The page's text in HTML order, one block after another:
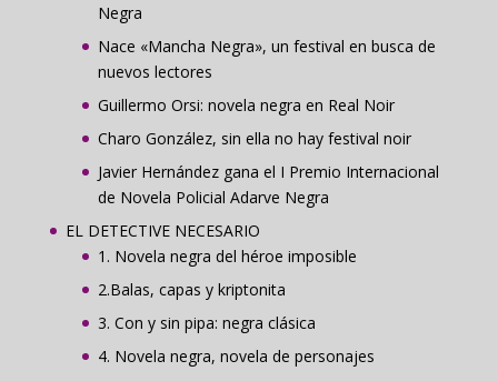
Negra
Nace «Mancha Negra», un festival en busca de
nuevos lectores
Guillermo Orsi: novela negra en Real Noir
Charo González, sin ella no hay festival noir
Javier Hernández gana el I Premio Internacional
de Novela Policial Adarve Negra
EL DETECTIVE NECESARIO
1. Novela negra del héroe imposible
2.Balas, capas y kriptonita
3. Con y sin pipa: negra clásica
4. Novela negra, novela de personajes